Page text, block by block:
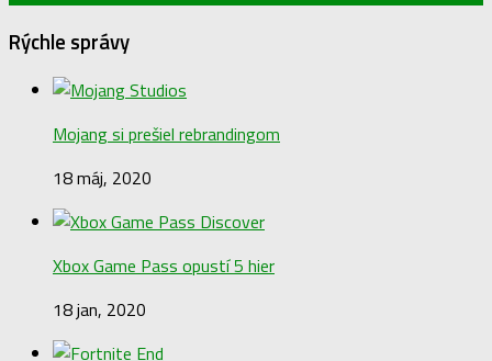
Rýchle správy
Mojang si prešiel rebrandingom
18 máj, 2020
Xbox Game Pass opustí 5 hier
18 jan, 2020